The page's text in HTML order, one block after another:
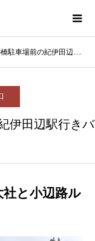
場前の紀伊田辺駅行きバス
伊田辺駅行きバ
社と小辺路ル